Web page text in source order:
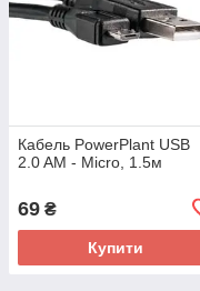
Кабель PowerPlant USB
2.0 AM - Micro, 1.5м
69 ₴
Купити